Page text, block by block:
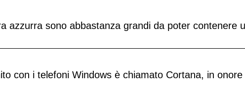
azzurra sono abbastanza grandi da poter contenere
con i telefoni Windows è chiamato Cortana, in onore